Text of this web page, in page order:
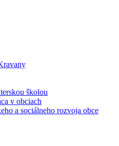
školou
v obciach
a sociálneho rozvoja obce